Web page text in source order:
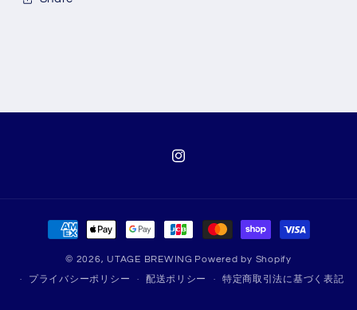
Instagram
決
済
法
© 2026, UTAGE BREWING Powered by Shopify
プライバシーポリシー 配送ポリシー 特定商取引法に基づく表記